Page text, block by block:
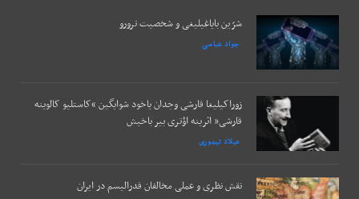
شرّین بایاغیلیغی و شخصیت ترورو
جواد عباسی
زوراکیلیغا قارشی وجدان یاخود شوایگین “کاستلیو کالوینه
قارشی” اثرینه اؤتری بیر باخیش
میلاد تیموری
نقش نظری و عملی مخالفان فدرالیسم در ایران